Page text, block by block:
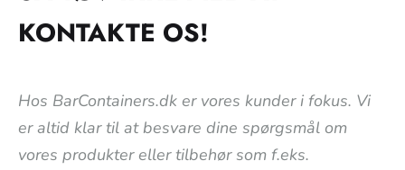
KONTAKTE OS!
Hos BarContainers.dk er vores kunder i fokus. Vi
er altid klar til at besvare dine spørgsmål om
vores produkter eller tilbehør som f.eks.